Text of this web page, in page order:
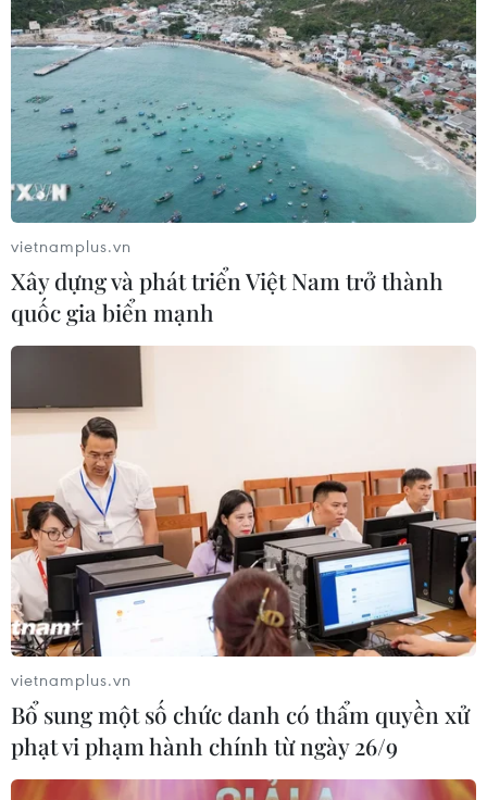
vietnamplus.vn
Xây dựng và phát triển Việt Nam trở thành
quốc gia biển mạnh
vietnamplus.vn
Bổ sung một số chức danh có thẩm quyền xử
phạt vi phạm hành chính từ ngày 26/9